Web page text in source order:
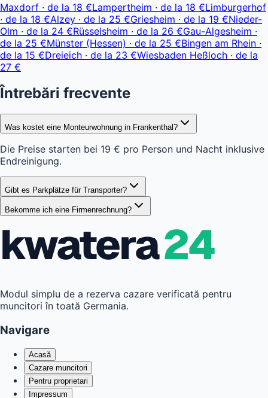
Maxdorf · de la 18 €Lampertheim · de la 18 €Limburgerhof
· de la 18 €Alzey · de la 25 €Griesheim · de la 19 €Nieder-
Olm · de la 24 €Rüsselsheim · de la 26 €Gau-Algesheim ·
de la 25 €Münster (Hessen) · de la 25 €Bingen am Rhein ·
de la 15 €Dreieich · de la 23 €Wiesbaden Heßloch · de la
27 €
Întrebări frecvente
Was kostet eine Monteurwohnung in Frankenthal?
Die Preise starten bei 19 € pro Person und Nacht inklusive
Endreinigung.
Gibt es Parkplätze für Transporter?
Bekomme ich eine Firmenrechnung?
kwatera24
Modul simplu de a rezerva cazare verificată pentru
muncitori în toată Germania.
Navigare
Acasă
Cazare muncitori
Pentru proprietari
Impressum